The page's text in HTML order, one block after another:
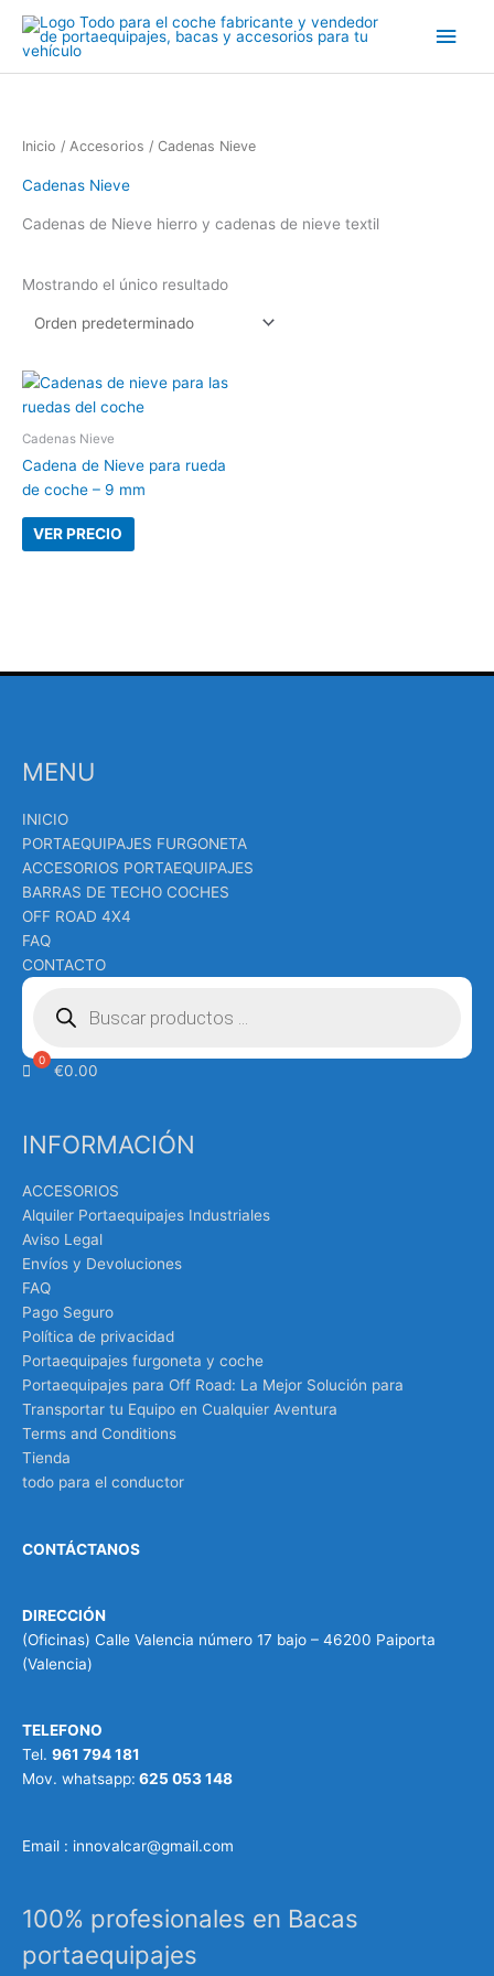
contenido
Inicio / Accesorios / Cadenas Nieve
Cadenas Nieve
Cadenas de Nieve hierro y cadenas de nieve textil
Mostrando el único resultado
Cadenas Nieve
Cadena de Nieve para rueda
de coche – 9 mm
VER PRECIO
MENU
INICIO
PORTAEQUIPAJES FURGONETA
ACCESORIOS PORTAEQUIPAJES
BARRAS DE TECHO COCHES
OFF ROAD 4X4
FAQ
CONTACTO
Búsqueda
productos
€0.00
INFORMACIÓN
ACCESORIOS
Alquiler Portaequipajes Industriales
Aviso Legal
Envíos y Devoluciones
FAQ
Pago Seguro
Política de privacidad
Portaequipajes furgoneta y coche
Portaequipajes para Off Road: La Mejor Solución para
Transportar tu Equipo en Cualquier Aventura
Terms and Conditions
Tienda
todo para el conductor
CONTÁCTANOS
DIRECCIÓN
(Oficinas) Calle Valencia número 17 bajo – 46200 Paiporta
(Valencia)
TELEFONO
Tel. 961 794 181
Mov. whatsapp: 625 053 148
Email : innovalcar@gmail.com
100% profesionales en Bacas
portaequipajes